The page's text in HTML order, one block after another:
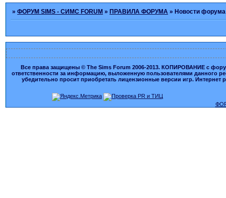
»ФОРУМ SIMS - СИМС FORUM » ПРАВИЛА ФОРУМА » Новости форума
Все права защищены © The Sims Forum 2006-2013. КОПИРОВАНИЕ с
ответственности за информацию, выложенную пользователями данного
убедительно просит приобретать лицензионные версии игр.